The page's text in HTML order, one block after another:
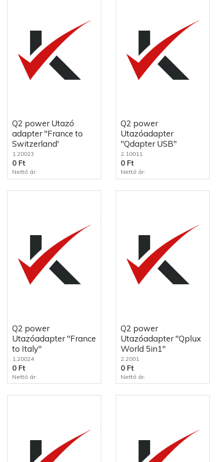
Q2 power Utazó
adapter "France to
Switzerland'
1.20023
0 Ft
Nettó ár:
Q2 power
Utazóadapter
"Qdapter USB"
2.10011
0 Ft
Nettó ár:
Q2 power
Utazóadapter "France
to Italy"
1.20024
0 Ft
Nettó ár:
Q2 power
Utazóadapter "Qplux
World 5in1"
2.2001
0 Ft
Nettó ár: